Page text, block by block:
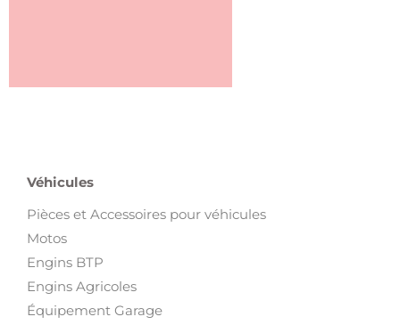
Véhicules
Pièces et Accessoires pour véhicules
Motos
Engins BTP
Engins Agricoles
Équipement Garage